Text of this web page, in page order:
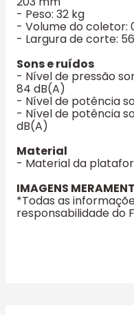
- Peso: 32 kg
- Volume do coletor:
- Largura de corte:
Sons e ruídos
- Nível de pressão
84 dB(A)
- Nível de potência
- Nível de potência
dB(A)
Material
- Material da
IMAGENS
*Todas as
responsabilidade do